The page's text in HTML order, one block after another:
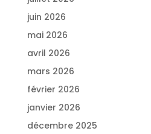
juin 2026
mai 2026
avril 2026
mars 2026
février 2026
janvier 2026
décembre 2025